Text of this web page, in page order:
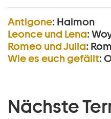
Antigone: Haimon
Leonce und Lena:
Romeo und Julia:
Wie es euch gefällt:
Nächste